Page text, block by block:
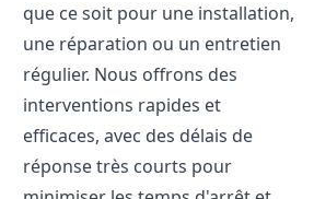
que ce soit pour une installation,
une réparation ou un entretien
régulier. Nous offrons des
interventions rapides et
efficaces, avec des délais de
réponse très courts pour